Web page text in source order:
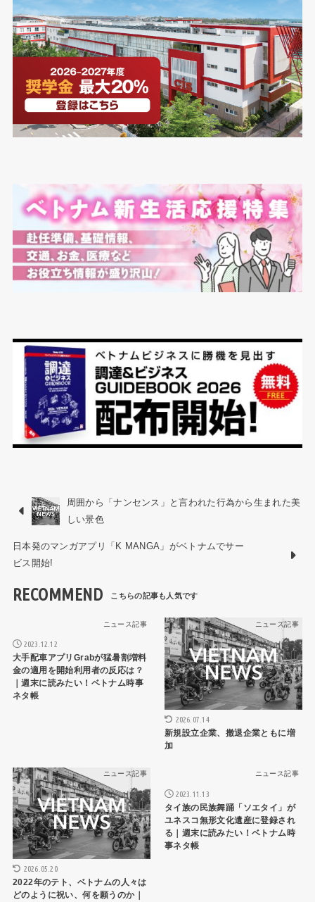
周囲から「ナンセンス」と言われた行為から生まれた美
しい景色
日本発のマンガアプリ「K MANGA」がベトナムでサー
ビス開始!
RECOMMEND
ニュース記事
2023.12.12
大手配車アプリGrabが猛暑割増料
金の適用を開始利用者の反応は？
｜週末に読みたい！ベトナム時事
ネタ帳
ニュース記事
2026.07.14
新規設立企業、撤退企業ともに増
加
ニュース記事
2026.05.20
2022年のテト、ベトナムの人々は
どのように祝い、何を願うのか｜
ニュース記事
2023.11.13
タイ族の民族舞踊「ソエタイ」が
ユネスコ無形文化遺産に登録され
る｜週末に読みたい！ベトナム時
事ネタ帳